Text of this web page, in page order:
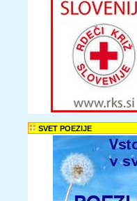
SVET POEZIJE